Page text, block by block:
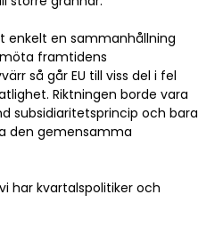
enkelt en sammanhållning
framtidens
så går EU till viss del i fel
Riktningen borde vara
subsidiaritetsprincip och bara
den gemensamma
har kvartalspolitiker och